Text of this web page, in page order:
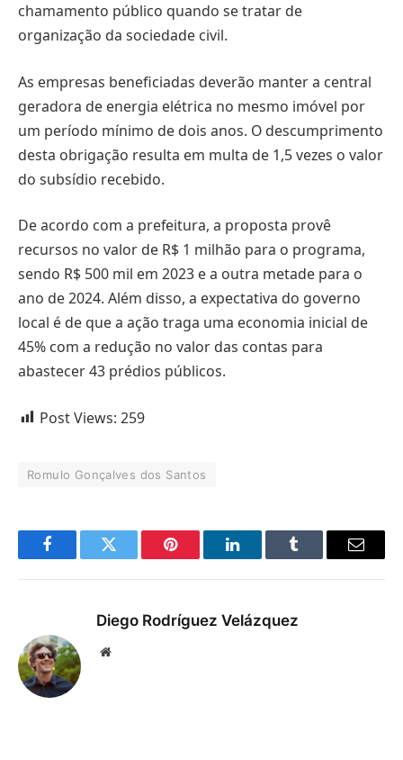
chamamento público quando se tratar de
organização da sociedade civil.
As empresas beneficiadas deverão manter a central
geradora de energia elétrica no mesmo imóvel por
um período mínimo de dois anos. O descumprimento
desta obrigação resulta em multa de 1,5 vezes o valor
do subsídio recebido.
De acordo com a prefeitura, a proposta provê
recursos no valor de R$ 1 milhão para o programa,
sendo R$ 500 mil em 2023 e a outra metade para o
ano de 2024. Além disso, a expectativa do governo
local é de que a ação traga uma economia inicial de
45% com a redução no valor das contas para
abastecer 43 prédios públicos.
Post Views: 259
Romulo Gonçalves dos Santos
FacebookTwitter Pinterest LinkedInTumblr Email
Diego Rodríguez Velázquez
Website